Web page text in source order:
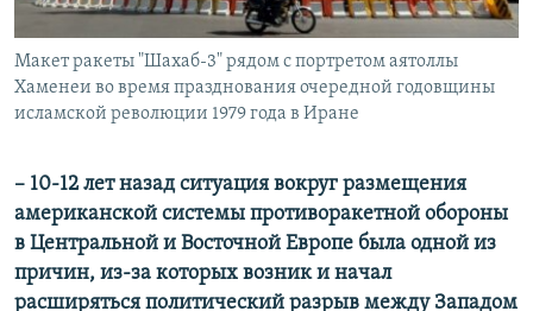
Макет ракеты "Шахаб-3" рядом с портретом аятоллы
Хаменеи во время празднования очередной годовщины
исламской революции 1979 года в Иране
– 10-12 лет назад ситуация вокруг размещения
американской системы противоракетной обороны
в Центральной и Восточной Европе была одной из
причин, из-за которых возник и начал
расширяться политический разрыв между Западом